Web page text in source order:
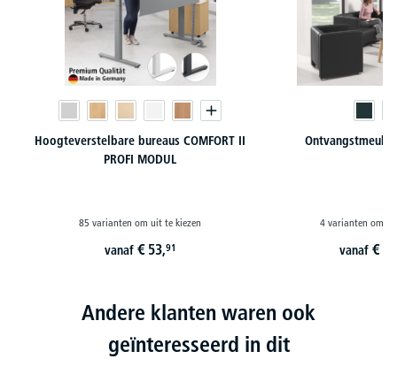
Hoogteverstelbare bureaus COMFORT II
PROFI MODUL
85 varianten om uit te kiezen
vanaf € 53,91
4 varianten om
vanaf €
Andere klanten waren ook
geïnteresseerd in dit